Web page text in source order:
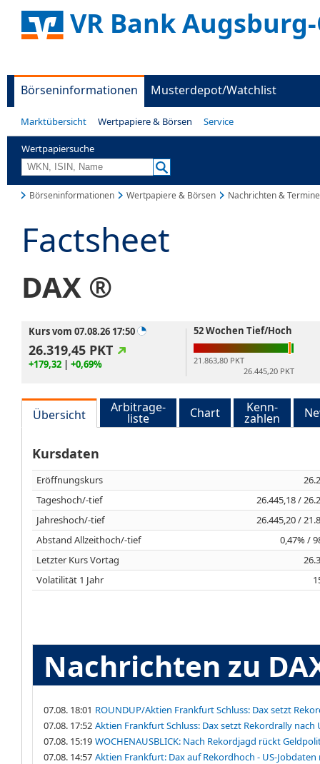
VR Bank
Börseninformationen Musterdepot/Watchlist
Marktübersicht Wertpapiere & Börsen Service
Wertpapiersuche
Börseninformationen Wertpapiere & Börsen Nachrichten & Termine
Factsheet
DAX ®
Kurs vom 07.08.26 17:50
26.319,45 PKT
+179,32 | +0,69%
52 Wochen Tief/Hoch
21.863,80 PKT
26.445,20 PKT
Übersicht Arbitrage-
liste Chart Kenn-
zahlen
Kursdaten
Eröffnungskurs
Tageshoch/-tief
26.445,18 /
Jahreshoch/-tief
26.445,20 /
Abstand Allzeithoch/-tief
0,47% /
Letzter Kurs Vortag
Volatilität 1 Jahr
Nachrichten zu
07.08. 18:01 ROUNDUP/Aktien Frankfurt Schluss: Dax setzt
07.08. 17:52 Aktien Frankfurt Schluss: Dax setzt Rekordrally nach
07.08. 15:19 WOCHENAUSBLICK: Nach Rekordjagd rückt
07.08. 14:57 Aktien Frankfurt: Dax auf Rekordhoch - US-